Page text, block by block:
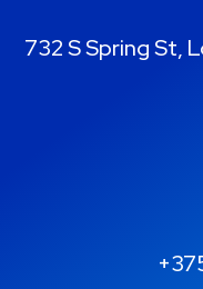
732 S Spring St,